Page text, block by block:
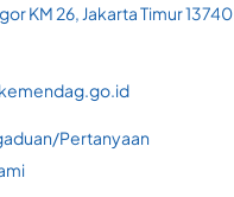
KM 26, Jakarta Timur 13740
Pertanyaan